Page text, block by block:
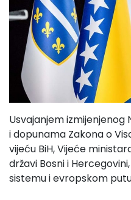
Usvajanjem
i dopunama Zakona o
vijeću BiH, Vijeće
državi Bosni i
sistemu i evropskom